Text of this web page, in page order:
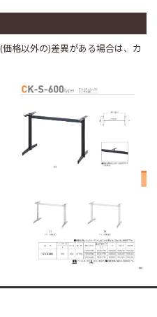
格以外の)差異がある場合は、カ